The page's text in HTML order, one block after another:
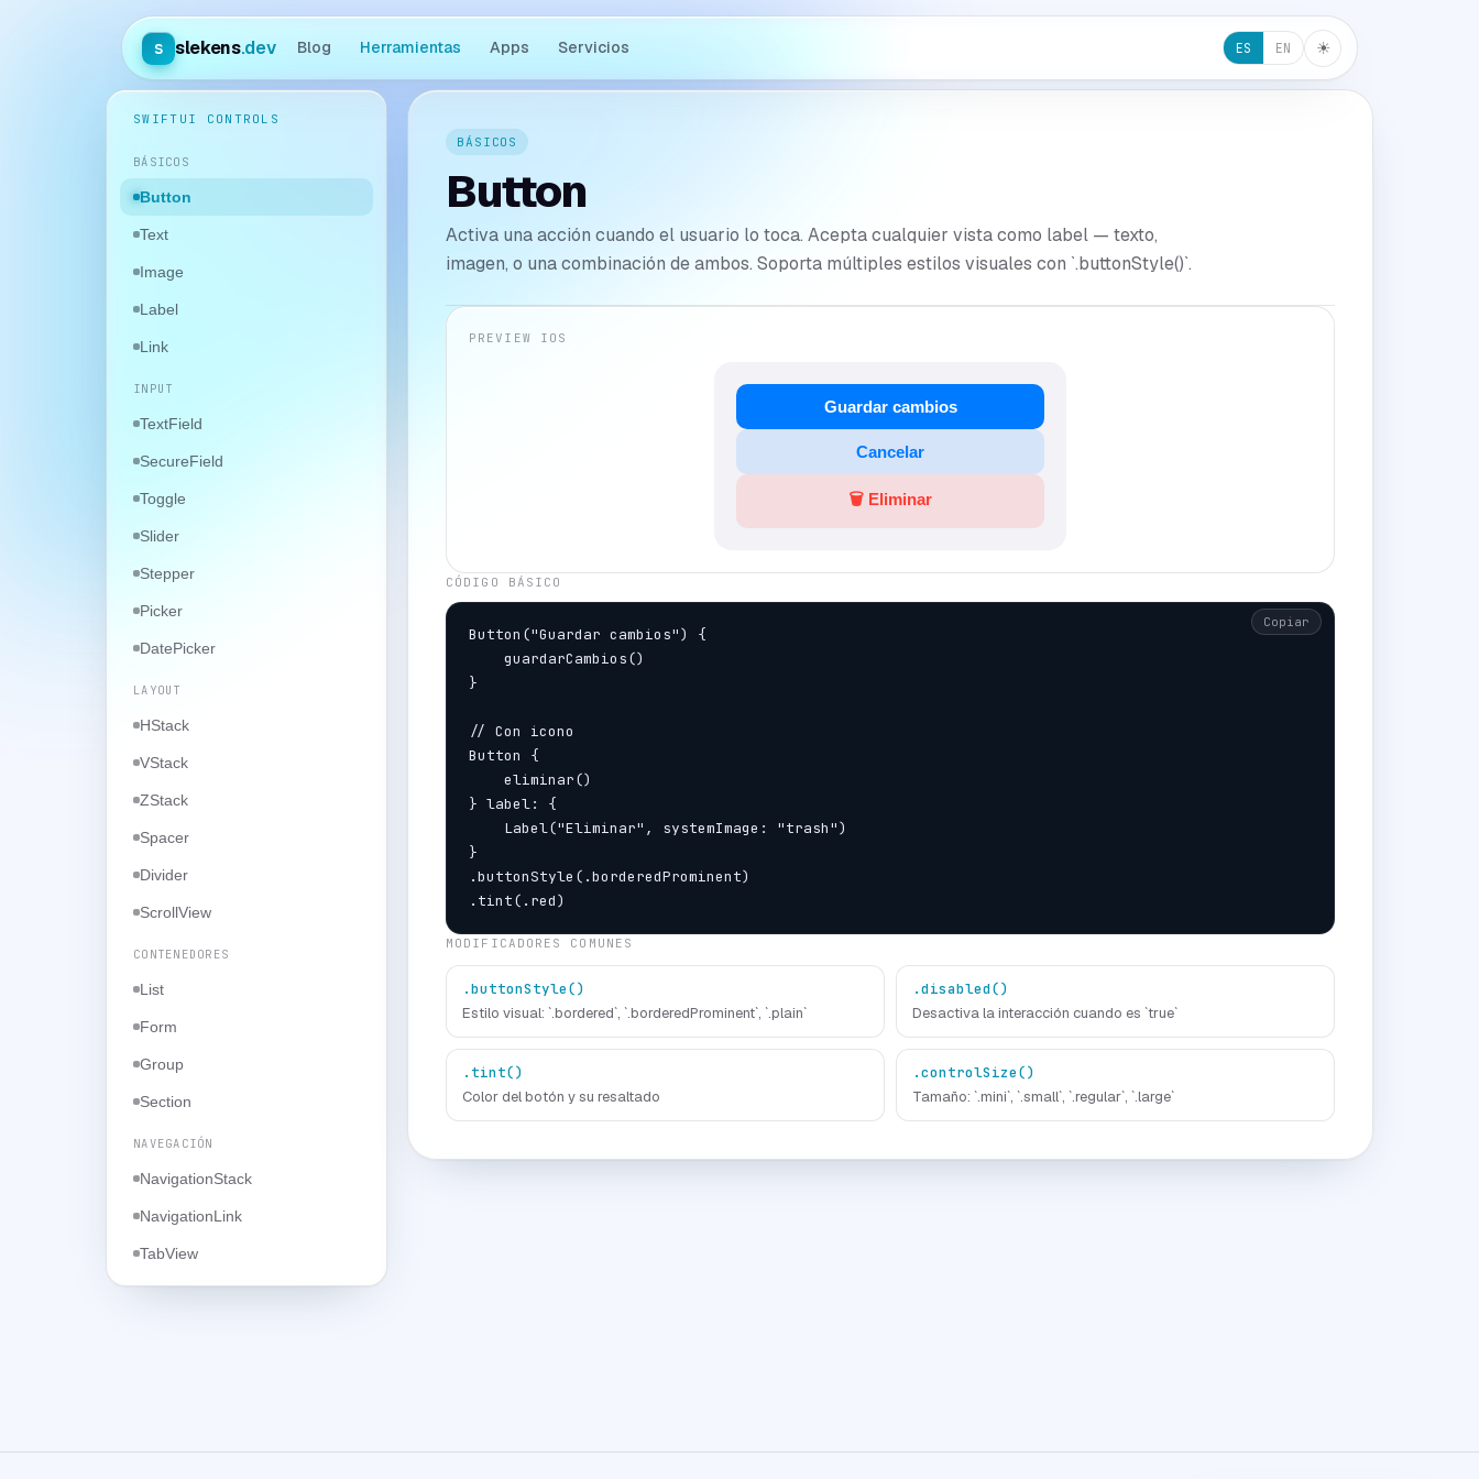
s slekens.dev Blog Herramientas Apps Servicios ES EN ☀︎
SWIFTUI CONTROLS
BÁSICOS
Button
Text
Image
Label
Link
INPUT
TextField
SecureField
Toggle
Slider
Stepper
Picker
DatePicker
LAYOUT
HStack
VStack
ZStack
Spacer
Divider
ScrollView
CONTENEDORES
List
Form
Group
Section
NAVEGACIÓN
NavigationStack
NavigationLink
TabView
BÁSICOS
Button
Activa una acción cuando el usuario lo toca. Acepta cualquier vista como label — texto,
imagen, o una combinación de ambos. Soporta múltiples estilos visuales con `.buttonStyle()`.
PREVIEW IOS
Guardar cambios
Cancelar
🗑 Eliminar
CÓDIGO BÁSICO
Button("Guardar cambios") {
    guardarCambios()
}
// Con icono
Button {
    eliminar()
} label: {
    Label("Eliminar", systemImage: "trash")
}
.buttonStyle(.borderedProminent)
.tint(.red)
Copiar
MODIFICADORES COMUNES
.buttonStyle()
Estilo visual: `.bordered`, `.borderedProminent`, `.plain`
.disabled()
Desactiva la interacción cuando es `true`
.tint()
Color del botón y su resaltado
.controlSize()
Tamaño: `.mini`, `.small`, `.regular`, `.large`